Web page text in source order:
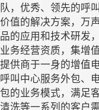
队，优秀、领先的呼
价值的解决方案，万
品的应用和技术研发
业务经营资质，集增
提供商于一身的增值
呼叫中心服务外包、
包的业务模式，满足
清洗等一系列的客户